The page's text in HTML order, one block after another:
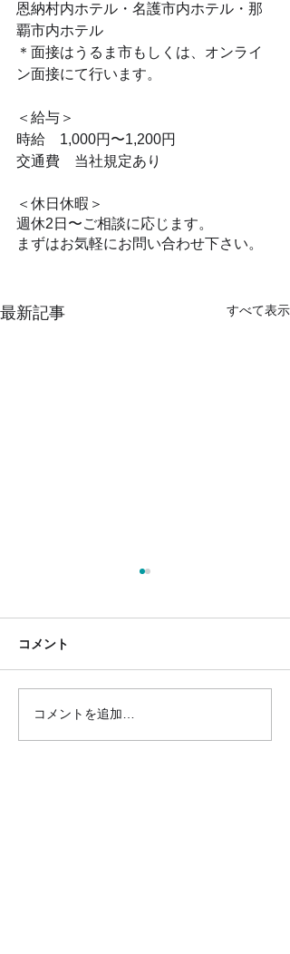
恩納村内ホテル・名護市内ホテル・那
覇市内ホテル
＊面接はうるま市もしくは、オンライ
ン面接にて行います。
＜給与＞
時給　1,000円〜1,200円
交通費　当社規定あり
＜休日休暇＞
週休2日〜ご相談に応じます。
まずはお気軽にお問い合わせ下さい。
最新記事 すべて表示
【派】ホテルフロントス
タッフ・ベルスタッフ
コメント
コメントを追加…